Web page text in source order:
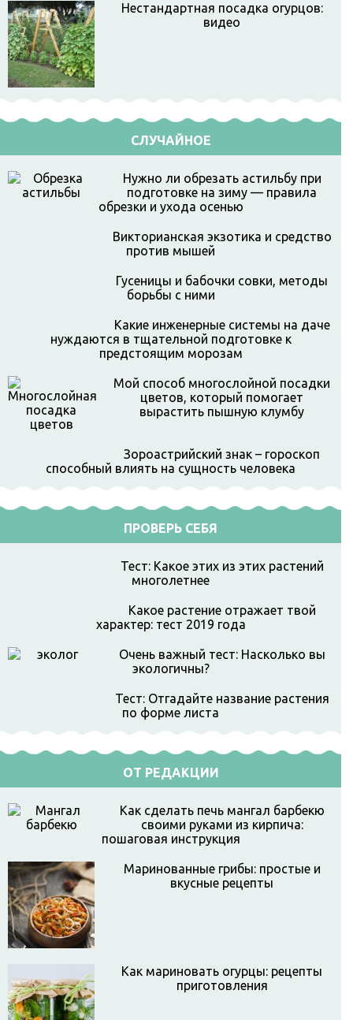
Нестандартная посадка огурцов:
видео
СЛУЧАЙНОЕ
Нужно ли обрезать астильбу при
подготовке на зиму — правила
обрезки и ухода осенью
Викторианская экзотика и средство
против мышей
Гусеницы и бабочки совки, методы
борьбы с ними
Какие инженерные системы на даче
нуждаются в тщательной подготовке к
предстоящим морозам
Мой способ многослойной посадки
цветов, который помогает
вырастить пышную клумбу
Зороастрийский знак – гороскоп
способный влиять на сущность человека
ПРОВЕРЬ СЕБЯ
Тест: Какое этих из этих растений
многолетнее
Какое растение отражает твой
характер: тест 2019 года
Очень важный тест: Насколько вы
экологичны?
Тест: Отгадайте название растения
по форме листа
ОТ РЕДАКЦИИ
Как сделать печь мангал барбекю
своими руками из кирпича:
пошаговая инструкция
Маринованные грибы: простые и
вкусные рецепты
Как мариновать огурцы: рецепты
приготовления